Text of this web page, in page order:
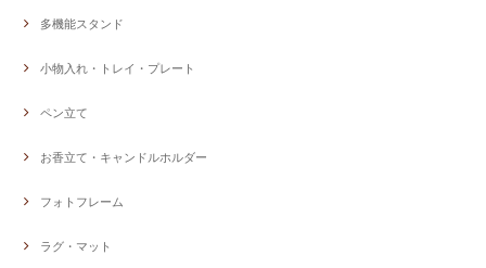
多機能スタンド
小物入れ・トレイ・プレート
ペン立て
お香立て・キャンドルホルダー
フォトフレーム
ラグ・マット